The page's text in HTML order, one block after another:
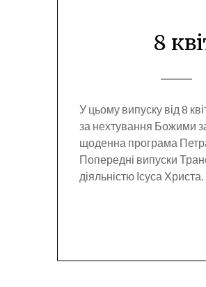
8
У цьому випуску від 8
за нехтування Божими
щоденна програма
Попередні випуски
діяльністю Ісуса